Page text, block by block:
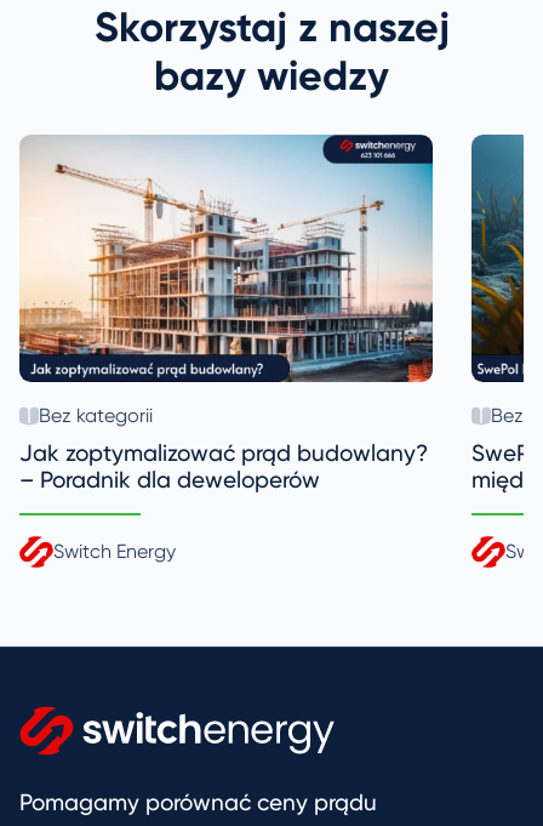
Skorzystaj z naszej
bazy wiedzy
Bez kategorii
Jak zoptymalizować prąd budowlany?
– Poradnik dla deweloperów
Switch Energy
Bez
Pomagamy porównać ceny prądu